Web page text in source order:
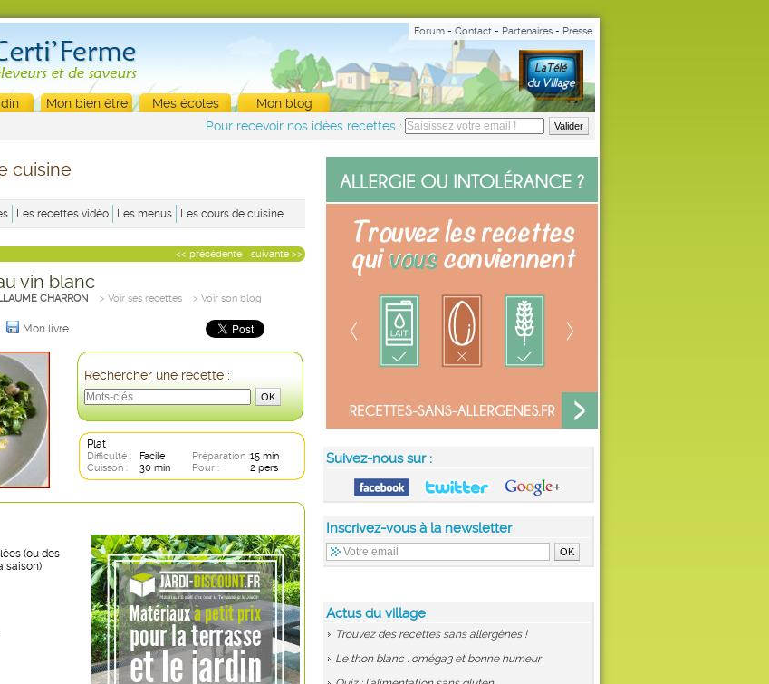
Forum - Contact - Partenaires - Presse
Mon bien être Mes écoles
Mon blog
Pour recevoir nos idées recettes :
Suivez-nous sur :
Inscrivez-vous à la newsletter
Actus du village
Trouvez des recettes sans allergènes !
Le thon blanc : oméga3 et bonne humeur
cuisine
Les recettes vidéo Les menus Les cours de cuisine
suivante >>
<< précédente
vin blanc
CHARRON > Voir ses recettes > Voir son blog
Mon livre
Rechercher une recette :
Plat
Difficulté : Facile Préparation :15 min
Cuisson :
30 min Pour : 2 pers
(ou des
saison)